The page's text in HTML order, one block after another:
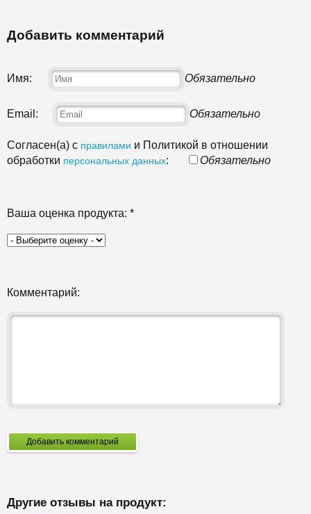
Добавить комментарий
Имя: Обязательно
Email: Обязательно
Согласен(а) с правилами и Политикой в отношении
обработки персональных данных: Обязательно
Ваша оценка продукта: *
Комментарий:
Добавить комментарий
Другие отзывы на продукт: